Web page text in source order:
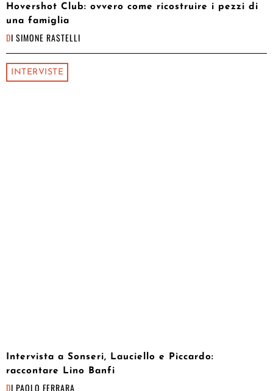
Hovershot Club: ovvero come ricostruire i pezzi di
una famiglia
DI SIMONE RASTELLI
INTERVISTE
Intervista a Sonseri, Lauciello e Piccardo:
raccontare Lino Banfi
DI PAOLO FERRARA